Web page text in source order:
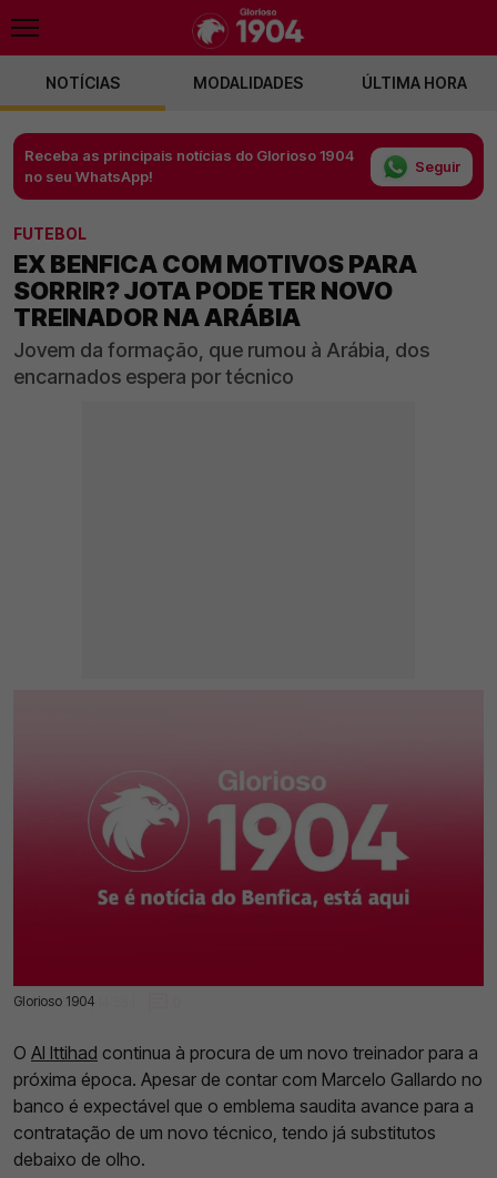
NOTÍCIAS MODALIDADES ÚLTIMA HORA
Receba as principais notícias do Glorioso 1904
no seu WhatsApp!
Seguir
FUTEBOL
EX BENFICA COM MOTIVOS PARA
SORRIR? JOTA PODE TER NOVO
TREINADOR NA ARÁBIA
Jovem da formação, que rumou à Arábia, dos
encarnados espera por técnico
Glorioso 1904
23 Mai 2024 | 14:53 |
O Al Ittihad continua à procura de um novo treinador para a
próxima época. Apesar de contar com Marcelo Gallardo no
banco é expectável que o emblema saudita avance para a
contratação de um novo técnico, tendo já substitutos
debaixo de olho.